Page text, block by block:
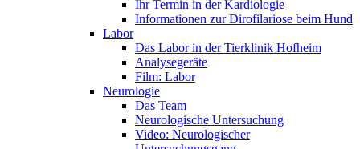
Ihr Termin in der Kardiologie
Informationen zur Dirofilariose beim Hund
Labor
Das Labor in der Tierklinik Hofheim
Analysegeräte
Film: Labor
Neurologie
Das Team
Neurologische Untersuchung
Video: Neurologischer